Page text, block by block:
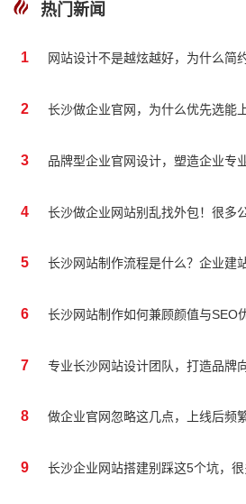
热门新闻
1 网站设计不是越炫越好，为什么简
2 长沙做企业官网，为什么优先选能
3 品牌型企业官网设计，塑造企业专
4 长沙做企业网站别乱找外包！很多
5 长沙网站制作流程是什么？企业建
6 长沙网站制作如何兼顾颜值与SEO
7 专业长沙网站设计团队，打造品牌
8 做企业官网忽略这几点，上线后频
9 长沙企业网站搭建别踩这5个坑，